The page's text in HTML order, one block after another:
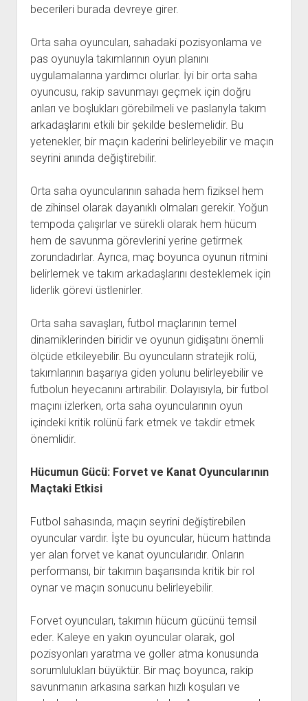
becerileri burada devreye girer.
Orta saha oyuncuları, sahadaki pozisyonlama ve
pas oyunuyla takımlarının oyun planını
uygulamalarına yardımcı olurlar. İyi bir orta saha
oyuncusu, rakip savunmayı geçmek için doğru
anları ve boşlukları görebilmeli ve paslarıyla takım
arkadaşlarını etkili bir şekilde beslemelidir. Bu
yetenekler, bir maçın kaderini belirleyebilir ve maçın
seyrini anında değiştirebilir.
Orta saha oyuncularının sahada hem fiziksel hem
de zihinsel olarak dayanıklı olmaları gerekir. Yoğun
tempoda çalışırlar ve sürekli olarak hem hücum
hem de savunma görevlerini yerine getirmek
zorundadırlar. Ayrıca, maç boyunca oyunun ritmini
belirlemek ve takım arkadaşlarını desteklemek için
liderlik görevi üstlenirler.
Orta saha savaşları, futbol maçlarının temel
dinamiklerinden biridir ve oyunun gidişatını önemli
ölçüde etkileyebilir. Bu oyuncuların stratejik rolü,
takımlarının başarıya giden yolunu belirleyebilir ve
futbolun heyecanını artırabilir. Dolayısıyla, bir futbol
maçını izlerken, orta saha oyuncularının oyun
içindeki kritik rolünü fark etmek ve takdir etmek
önemlidir.
Hücumun Gücü: Forvet ve Kanat Oyuncularının
Maçtaki Etkisi
Futbol sahasında, maçın seyrini değiştirebilen
oyuncular vardır. İşte bu oyuncular, hücum hattında
yer alan forvet ve kanat oyuncularıdır. Onların
performansı, bir takımın başarısında kritik bir rol
oynar ve maçın sonucunu belirleyebilir.
Forvet oyuncuları, takımın hücum gücünü temsil
eder. Kaleye en yakın oyuncular olarak, gol
pozisyonları yaratma ve goller atma konusunda
sorumlulukları büyüktür. Bir maç boyunca, rakip
savunmanın arkasına sarkan hızlı koşuları ve